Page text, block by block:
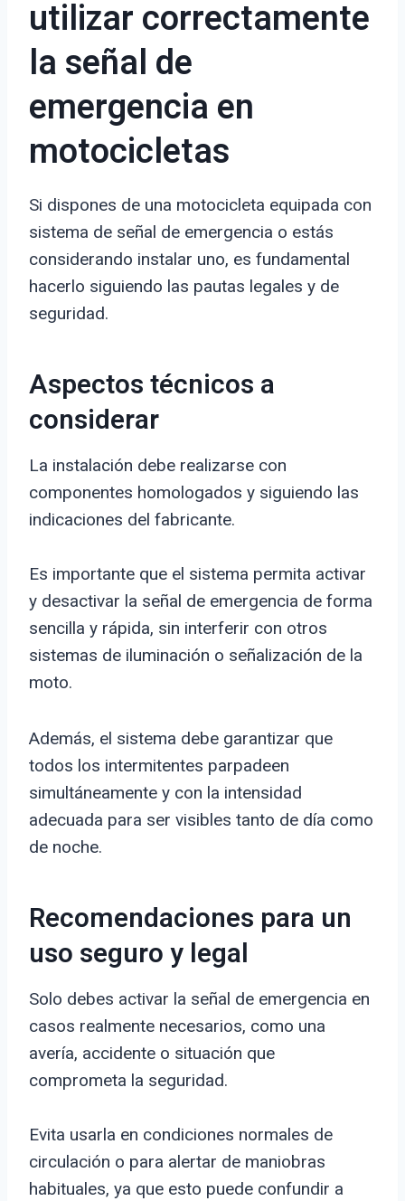
utilizar correctamente
la señal de
emergencia en
motocicletas
Si dispones de una motocicleta equipada con
sistema de señal de emergencia o estás
considerando instalar uno, es fundamental
hacerlo siguiendo las pautas legales y de
seguridad.
Aspectos técnicos a
considerar
La instalación debe realizarse con
componentes homologados y siguiendo las
indicaciones del fabricante.
Es importante que el sistema permita activar
y desactivar la señal de emergencia de forma
sencilla y rápida, sin interferir con otros
sistemas de iluminación o señalización de la
moto.
Además, el sistema debe garantizar que
todos los intermitentes parpadeen
simultáneamente y con la intensidad
adecuada para ser visibles tanto de día como
de noche.
Recomendaciones para un
uso seguro y legal
Solo debes activar la señal de emergencia en
casos realmente necesarios, como una
avería, accidente o situación que
comprometa la seguridad.
Evita usarla en condiciones normales de
circulación o para alertar de maniobras
habituales, ya que esto puede confundir a